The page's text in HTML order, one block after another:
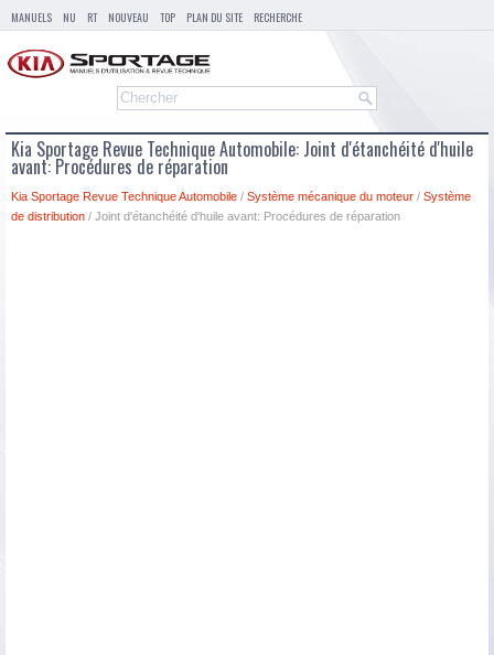
MANUELS NU RT NOUVEAU TOP PLAN DU SITE RECHERCHE
Kia Sportage Revue Technique Automobile: Joint d'étanchéité d'huile
avant: Procédures de réparation
Kia Sportage Revue Technique Automobile / Système mécanique du moteur / Système
de distribution / Joint d'étanchéité d'huile avant: Procédures de réparation